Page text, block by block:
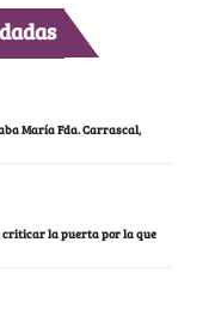
María Fda. Carrascal,
criticar la puerta por la que